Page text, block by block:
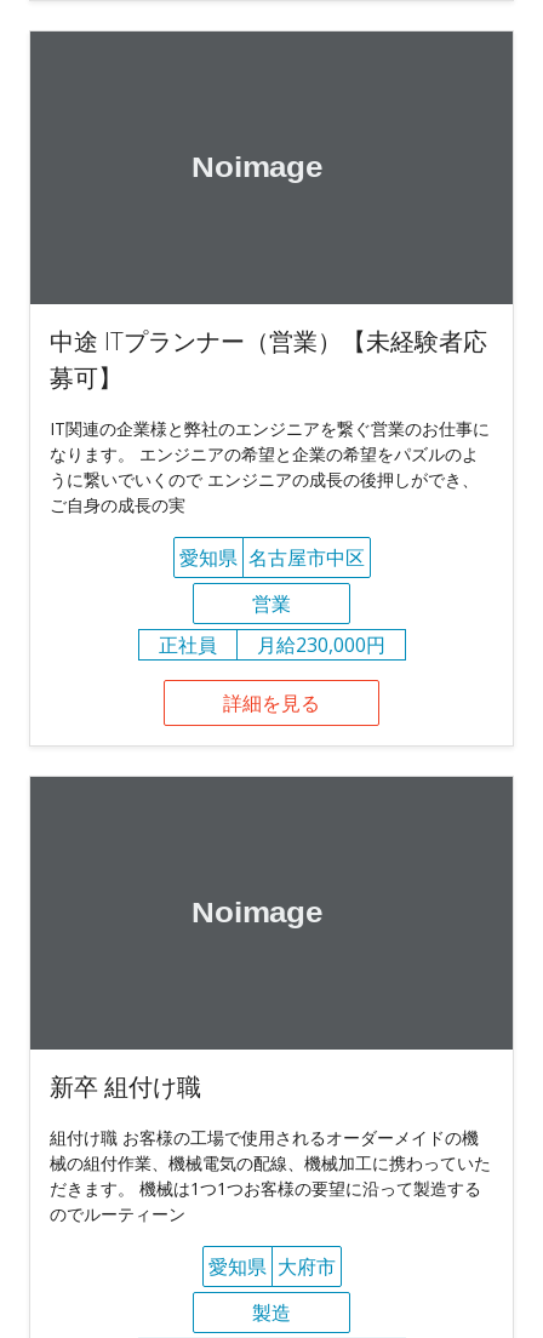
中途 ITプランナー（営業）【未経験者応
募可】
IT関連の企業様と弊社のエンジニアを繋ぐ営業のお仕事に
なります。 エンジニアの希望と企業の希望をパズルのよ
うに繋いでいくので エンジニアの成長の後押しができ、
ご自身の成長の実
愛知県 名古屋市中区
営業
正社員
月給230,000円
詳細を見る
新卒 組付け職
組付け職 お客様の工場で使用されるオーダーメイドの機
械の組付作業、機械電気の配線、機械加工に携わっていた
だきます。 機械は1つ1つお客様の要望に沿って製造する
のでルーティーン
愛知県 大府市
製造